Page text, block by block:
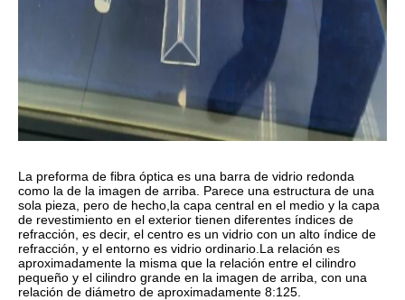
La preforma de fibra óptica es una barra de vidrio redonda
como la de la imagen de arriba. Parece una estructura de una
sola pieza, pero de hecho,la capa central en el medio y la capa
de revestimiento en el exterior tienen diferentes índices de
refracción, es decir, el centro es un vidrio con un alto índice de
refracción, y el entorno es vidrio ordinario.La relación es
aproximadamente la misma que la relación entre el cilindro
pequeño y el cilindro grande en la imagen de arriba, con una
relación de diámetro de aproximadamente 8:125.